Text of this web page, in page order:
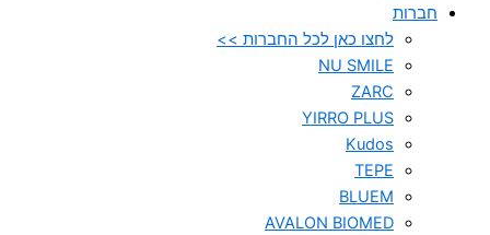
חברות
לחצו כאן לכל החברות >>
NU SMILE
ZARC
YIRRO PLUS
Kudos
TEPE
BLUEM
AVALON BIOMED